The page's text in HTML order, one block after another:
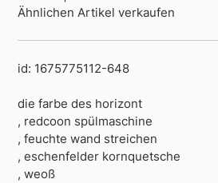
Ähnlichen Artikel verkaufen
id: 1675775112-648
die farbe des horizont
, redcoon spülmaschine
, feuchte wand streichen
, eschenfelder kornquetsche
, weoß